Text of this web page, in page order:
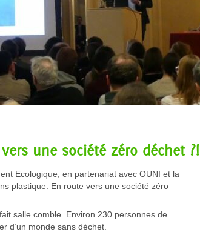
une société zéro déchet ?!
Ecologique, en partenariat avec OUNI et la
plastique. En route vers une société zéro
salle comble. Environ 230 personnes de
d’un monde sans déchet.